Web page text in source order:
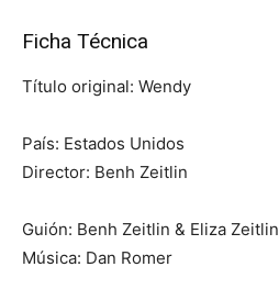
Ficha Técnica
Título original: Wendy
País: Estados Unidos
Director: Benh Zeitlin
Guión: Benh Zeitlin & Eliza Zeitlin
Música: Dan Romer